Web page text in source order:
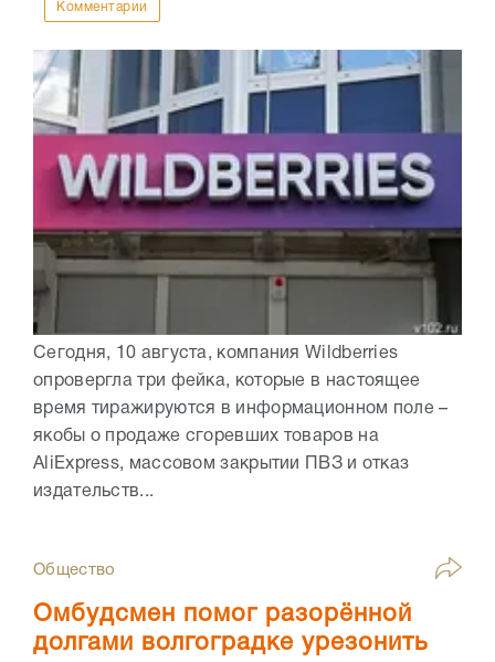
Комментарии
Сегодня, 10 августа, компания Wildberries
опровергла три фейка, которые в настоящее
время тиражируются в информационном поле –
якобы о продаже сгоревших товаров на
AliExpress, массовом закрытии ПВЗ и отказ
издательств...
Общество
Омбудсмен помог разорённой
долгами волгоградке урезонить